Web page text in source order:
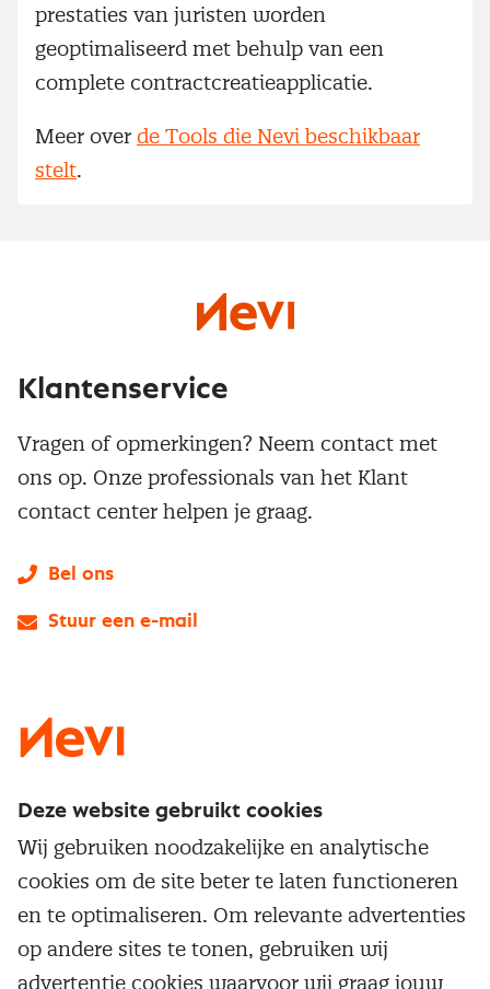
prestaties van juristen worden
geoptimaliseerd met behulp van een
complete contractcreatieapplicatie.
Meer over de Tools die Nevi beschikbaar
stelt.
Service & contact
Over inkoop
Netwerk en communities
Populaire thema's
Aanbesteden
Contractmanagement
Opleidingen en trainingen
Klantenservice
Vragen of opmerkingen? Neem contact met
ons op. Onze professionals van het Klant
contact center helpen je graag.
Bel ons
Stuur een e-mail
Deze website gebruikt cookies
Wij gebruiken noodzakelijke en analytische
cookies om de site beter te laten functioneren
en te optimaliseren. Om relevante advertenties
op andere sites te tonen, gebruiken wij
advertentie cookies waarvoor wij graag jouw